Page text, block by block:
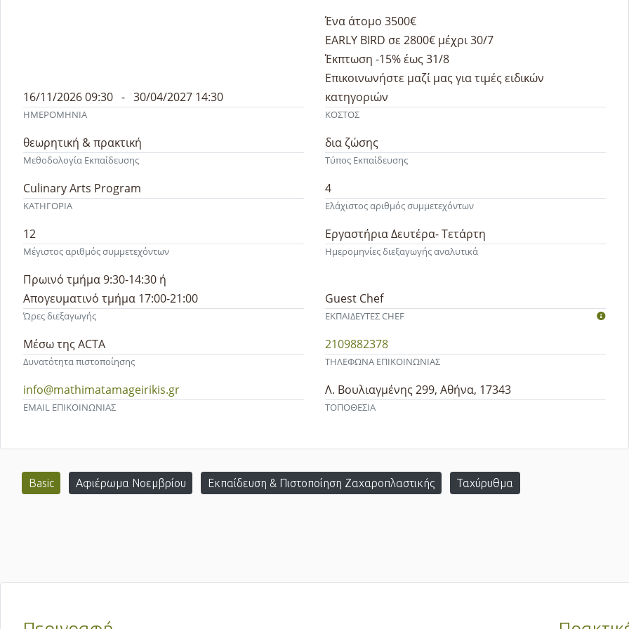
ΗΜΕΡΟΜΗΝΙΑ
16/11/2026 09:30 - 30/04/2027 14:30
ΚΟΣΤΟΣ
Ένα άτομο 3500€
EARLY BIRD σε 2800€ μέχρι 30/7
Έκπτωση -15% έως 31/8
Επικοινωνήστε μαζί μας για τιμές ειδικών
κατηγοριών
Μεθοδολογία Εκπαίδευσης
θεωρητική & πρακτική
Τύπος Εκπαίδευσης
δια ζώσης
ΚΑΤΗΓΟΡΙΑ
Culinary Arts Program
Ελάχιστος αριθμός συμμετεχόντων
4
Μέγιστος αριθμός συμμετεχόντων
12
Ημερομηνίες διεξαγωγής αναλυτικά
Εργαστήρια Δευτέρα- Τετάρτη
Ώρες διεξαγωγής
Πρωινό τμήμα 9:30-14:30 ή
Απογευματινό τμήμα 17:00-21:00
ΕΚΠΑΙΔΕΥΤEΣ CHEF
Guest Chef
Δυνατότητα πιστοποίησης
Μέσω της ACTA
ΤΗΛΕΦΩΝΑ ΕΠΙΚΟΙΝΩΝΙΑΣ
2109882378
EMAIL ΕΠΙΚΟΙΝΩΝΙΑΣ
info@mathimatamageirikis.gr
ΤΟΠΟΘΕΣΙΑ
Λ. Βουλιαγμένης 299, Αθήνα, 17343
Basic Αφιέρωμα Νοεμβρίου Εκπαίδευση & Πιστοποίηση Ζαχαροπλαστικής Ταχύρυθμα